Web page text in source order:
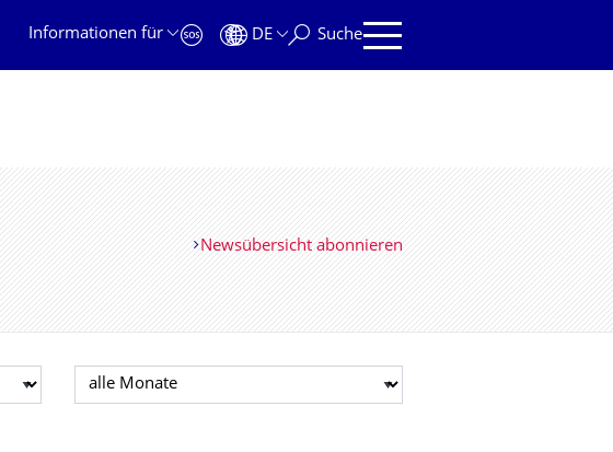
Informationen für
DE Suche
Newsübersicht abonnieren
Monat auswählen